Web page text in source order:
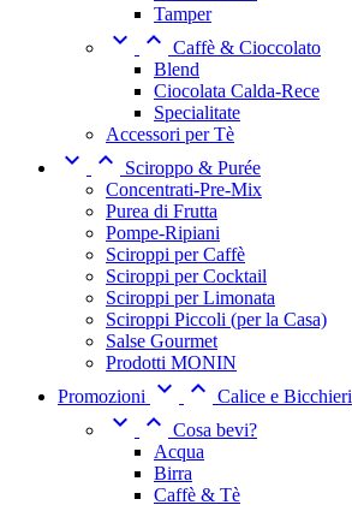
Tamper
  Caffè & Cioccolato
Blend
Ciocolata Calda-Rece
Specialitate
Accessori per Tè
 
Sciroppo & Purée
Concentrati-Pre-Mix
Purea di Frutta
Pompe-Ripiani
Sciroppi per Caffè
Sciroppi per Cocktail
Sciroppi per Limonata
Sciroppi Piccoli (per la Casa)
Salse Gourmet
Prodotti MONIN
Promozioni
  Calice e Bicchieri
  Cosa bevi?
Acqua
Birra
Caffè & Tè